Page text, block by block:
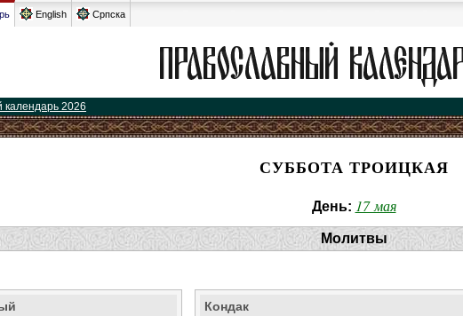
English Српска
2026
СУББОТА ТРОИЦКАЯ
День: 17 мая
Молитвы
Кондак